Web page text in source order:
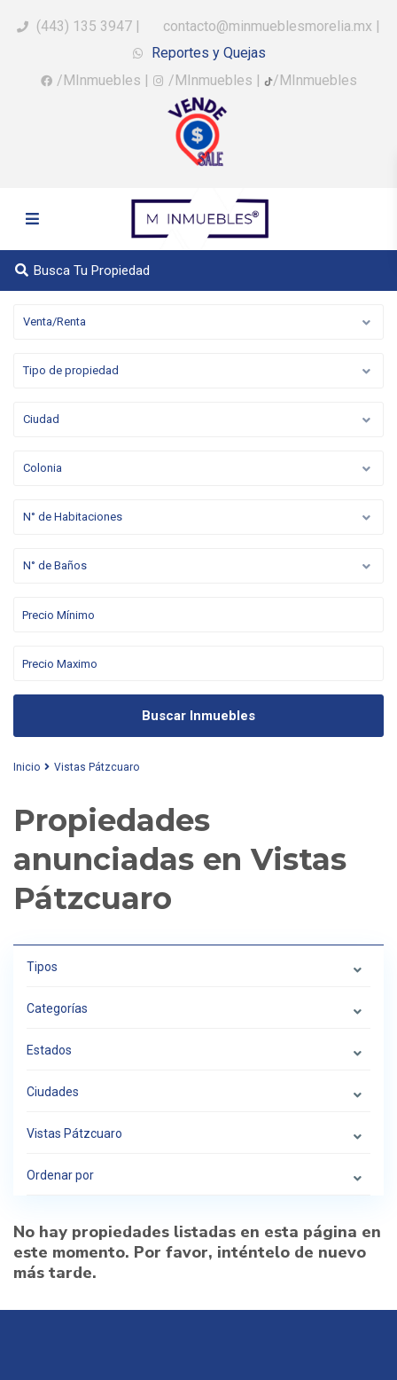
(443) 135 3947 | contacto@minmueblesmorelia.mx |
Reportes y Quejas
/MInmuebles | /MInmuebles | /MInmuebles
Busca Tu Propiedad
Venta/Renta
Tipo de propiedad
Ciudad
Colonia
N° de Habitaciones
N° de Baños
Buscar Inmuebles
Inicio Vistas Pátzcuaro
Propiedades
anunciadas en Vistas
Pátzcuaro
Tipos
Categorías
Estados
Ciudades
Vistas Pátzcuaro
Ordenar por
No hay propiedades listadas en esta página en
este momento. Por favor, inténtelo de nuevo
más tarde.